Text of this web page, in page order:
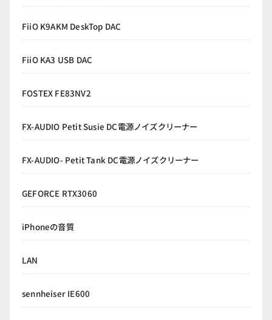
FiiO K9AKM DeskTop DAC
FiiO KA3 USB DAC
FOSTEX FE83NV2
FX-AUDIO Petit Susie DC電源ノイズクリーナー
FX-AUDIO- Petit Tank DC電源ノイズクリーナー
GEFORCE RTX3060
iPhoneの音質
LAN
sennheiser IE600